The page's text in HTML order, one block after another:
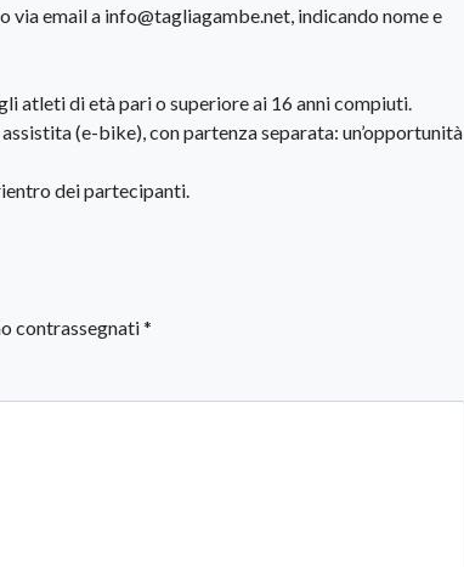
email a info@tagliagambe.net, indicando nome e
atleti di età pari o superiore ai 16 anni compiuti.
(e-bike), con partenza separata: un’opportunità
dei partecipanti.
contrassegnati*